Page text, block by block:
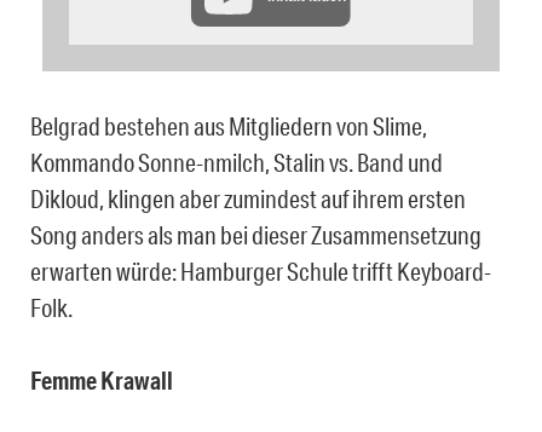
Belgrad bestehen aus Mitgliedern von Slime,
Kommando Sonne-nmilch, Stalin vs. Band und
Dikloud, klingen aber zumindest auf ihrem ersten
Song anders als man bei dieser Zusammensetzung
erwarten würde: Hamburger Schule trifft Keyboard-
Folk.
Femme Krawall